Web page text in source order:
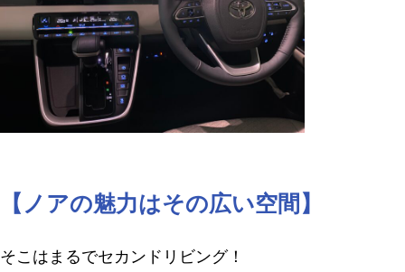
【ノアの魅力はその広い空間】
そこはまるでセカンドリビング！